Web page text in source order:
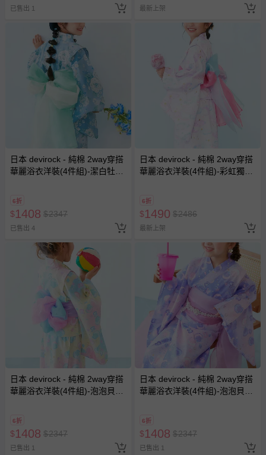
已售出 1 最新上架
日本 devirock - 純棉 2way穿搭
華麗浴衣洋裝(4件組)-潔白牡丹-
6折
$1408 $2347
已售出 4
日本 devirock - 純棉 2way穿搭
華麗浴衣洋裝(4件組)-彩虹獨角
6折
$1490 $2486
最新上架
日本 devirock - 純棉 2way穿搭
華麗浴衣洋裝(4件組)-泡泡貝殼-
6折
$1408 $2347
已售出 1
日本 devirock - 純棉 2way穿搭
華麗浴衣洋裝(4件組)-泡泡貝殼-
6折
$1408 $2347
已售出 1